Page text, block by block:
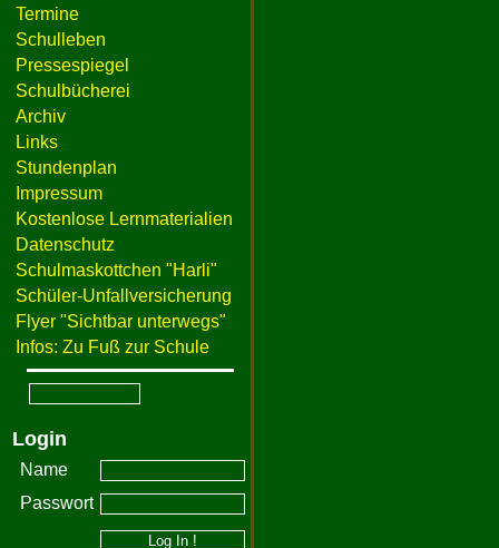
Termine
Schulleben
Pressespiegel
Schulbücherei
Archiv
Links
Stundenplan
Impressum
Kostenlose Lernmaterialien
Datenschutz
Schulmaskottchen "Harli"
Schüler-Unfallversicherung
Flyer "Sichtbar unterwegs"
Infos: Zu Fuß zur Schule
Login
Name
Passwort